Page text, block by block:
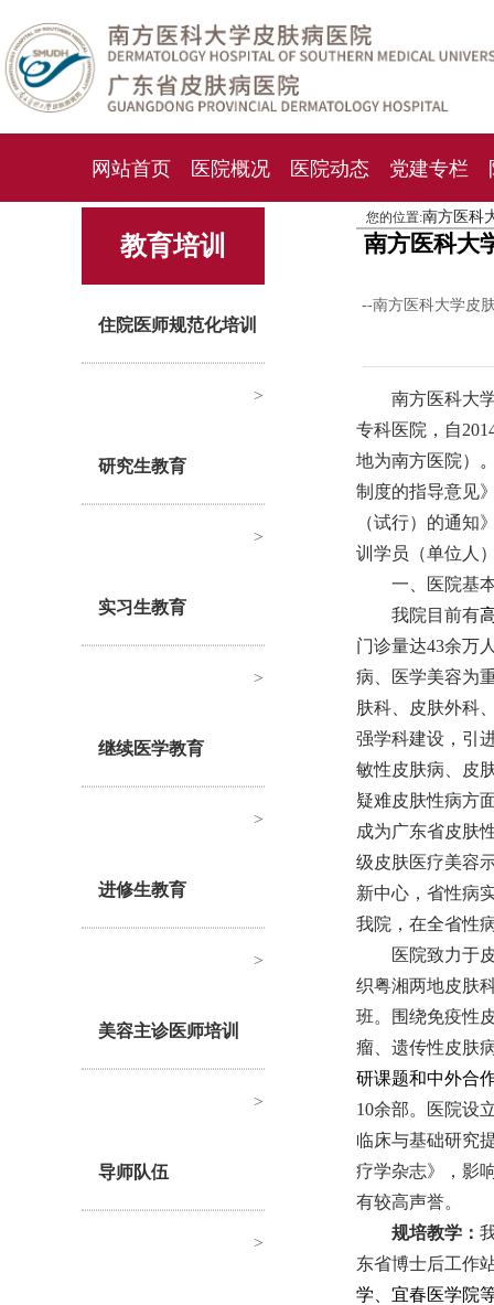
网站首页 医院概况 医院动态 党建专栏
化妆品检测中心 就诊指南 人才
教育培训
住院医师规范化培训
>
研究生教育
>
实习生教育
>
继续医学教育
>
进修生教育
>
美容主诊医师培训
>
导师队伍
>
您的位置:南方医科
南方医科大
--南方医科大学皮
南方医科大
专科医院， 自
地为南方医院）
制度的指导意见
（试行）的通知
训学员 （单位人
一、医院基
我院目前有
门诊量达43余万
病、医学美容为
肤科、皮肤外科
强学科建设， 引
敏性皮肤病、 皮
疑难皮肤性病方
成为广东省皮肤
级皮肤医疗美容
新中心，省性病
我院，在全省性
医院致力于
织粤湘两地皮肤
班。 围绕免疫性
瘤、遗传性皮肤
研课题和中外合
10余部。 医院设
临床与基础研究
疗学杂志》，影
有较高声誉。
规培教学：
东省博士后工作
学、宜春医学院